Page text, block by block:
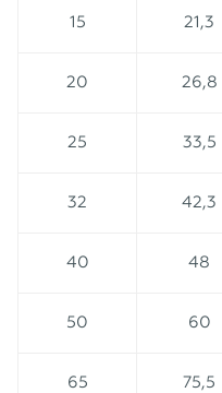
15 21,3
20 26,8
25 33,5
32 42,3
40 48
50 60
65 75,5